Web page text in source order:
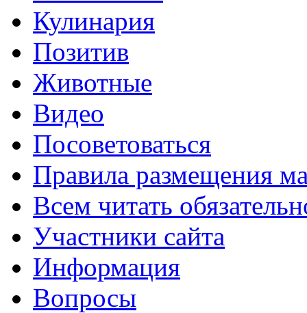
Кулинария
Позитив
Животные
Видео
Посоветоваться
Правила размещения
Всем читать
Участники сайта
Информация
Вопросы